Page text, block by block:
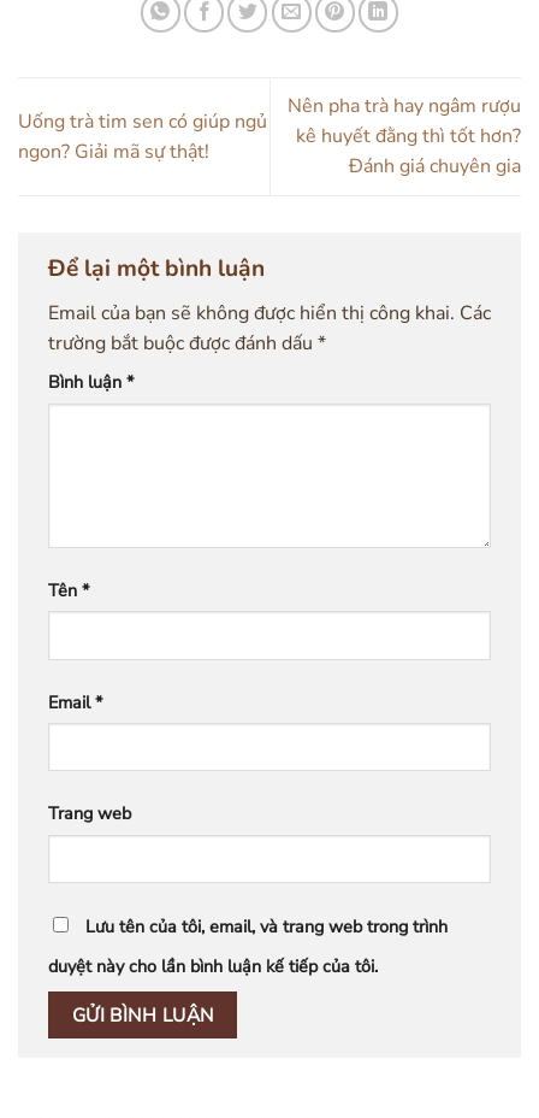
Uống trà tim sen có giúp ngủ
ngon? Giải mã sự thật!
Nên pha trà hay ngâm rượu
kê huyết đằng thì tốt hơn?
Đánh giá chuyên gia
Để lại một bình luận
Email của bạn sẽ không được hiển thị công khai. Các
trường bắt buộc được đánh dấu *
Bình luận *
Tên *
Email*
Trang web
Lưu tên của tôi, email, và trang web trong trình
duyệt này cho lần bình luận kế tiếp của tôi.